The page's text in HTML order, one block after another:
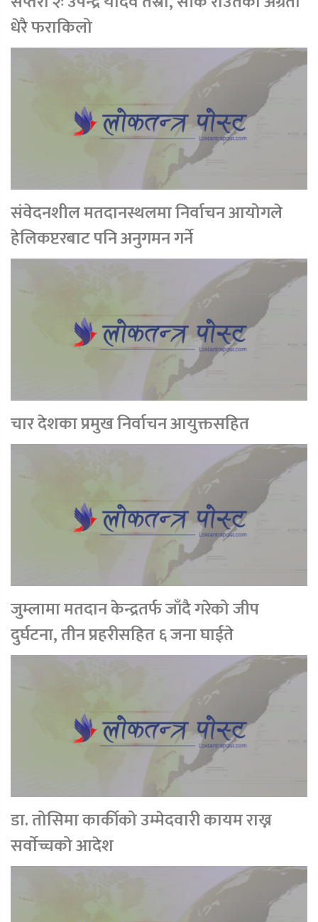
धेरै फराकिलो
संवेदनशील मतदानस्थलमा निर्वाचन आयोगले
हेलिकप्टरबाट पनि अनुगमन गर्ने
चार देशका प्रमुख निर्वाचन आयुक्तसहित
जुम्लामा मतदान केन्द्रतर्फ जाँदै गरेको जीप
दुर्घटना, तीन प्रहरीसहित ६ जना घाईते
डा. तोसिमा कार्कीको उम्मेदवारी कायम राख्न
सर्वाेच्चको आदेश